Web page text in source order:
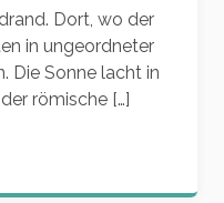
Dort, wo der
in ungeordneter
Die Sonne lacht in
römische […]